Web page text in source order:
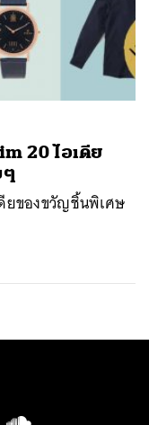
20 ไอเดีย
ยของขวัญชิ้นพิเศษ
EMAIL